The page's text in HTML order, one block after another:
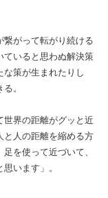
繋がって転がり続ける
ていると思わぬ解決策
策が生まれたりし
。
世界の距離がグッと近
と人の距離を縮める方
を使って近づいて、
います」。